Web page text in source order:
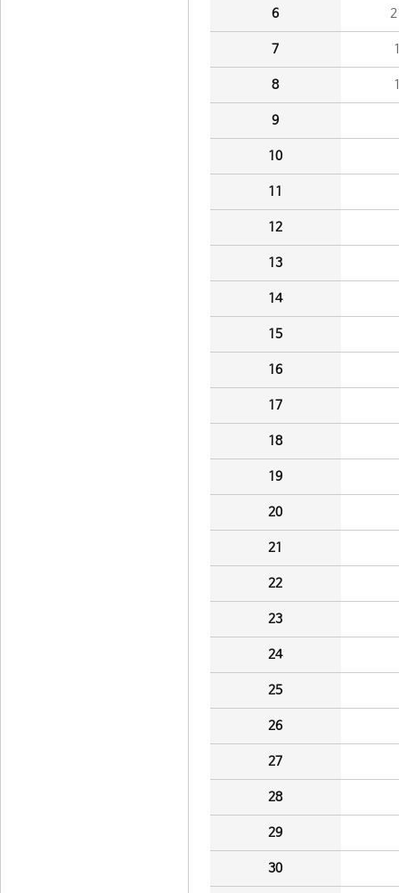
6
7
8
9
10
11
12
13
14
15
16
17
18
19
20
21
22
23
24
25
26
27
28
29
30